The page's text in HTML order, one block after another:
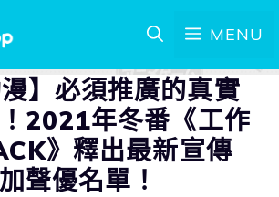
MENU
漫】必須推廣的真實
2021年冬番《工作
》釋出最新宣傳
聲優名單！